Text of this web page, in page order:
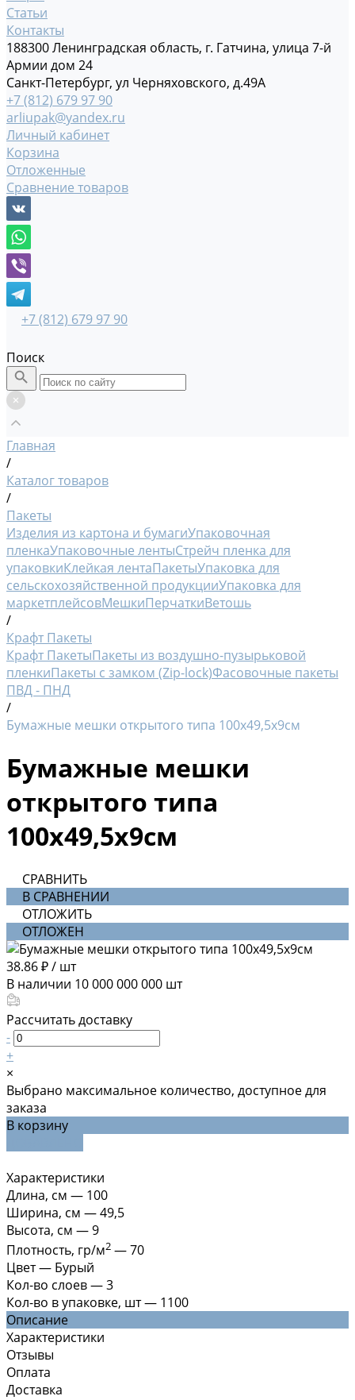
Статьи
Контакты
188300 Ленинградская область, г. Гатчина, улица 7-й
Армии дом 24
Санкт-Петербург, ул Черняховского, д.49А
+7 (812) 679 97 90
arliupak@yandex.ru
Личный кабинет
Корзина
Отложенные
Сравнение товаров
+7 (812) 679 97 90
Поиск
Главная
/
Каталог товаров
/
Пакеты
Изделия из картона и бумагиУпаковочная
пленкаУпаковочные лентыСтрейч пленка для
упаковкиКлейкая лентаПакетыУпаковка для
сельскохозяйственной продукцииУпаковка для
маркетплейсовМешкиПерчаткиВетошь
/
Крафт Пакеты
Крафт ПакетыПакеты из воздушно-пузырьковой
пленкиПакеты с замком (Zip-lock)Фасовочные пакеты
ПВД - ПНД
/
Бумажные мешки открытого типа 100х49,5х9см
Бумажные мешки
открытого типа
100х49,5х9см
СРАВНИТЬ
В СРАВНЕНИИ
ОТЛОЖИТЬ
ОТЛОЖЕН
38.86 ₽/ шт
В наличии 10 000 000 000 шт
Рассчитать доставку
-
+
×
Выбрано максимальное количество, доступное для
заказа
В корзину
Характеристики
Длина, см — 100
Ширина, см —49,5
Высота, см —9
Плотность, гр/м2 —70
Цвет— Бурый
Кол-во слоев—3
Кол-во в упаковке, шт— 1100
Описание
Характеристики
Отзывы
Оплата
Доставка